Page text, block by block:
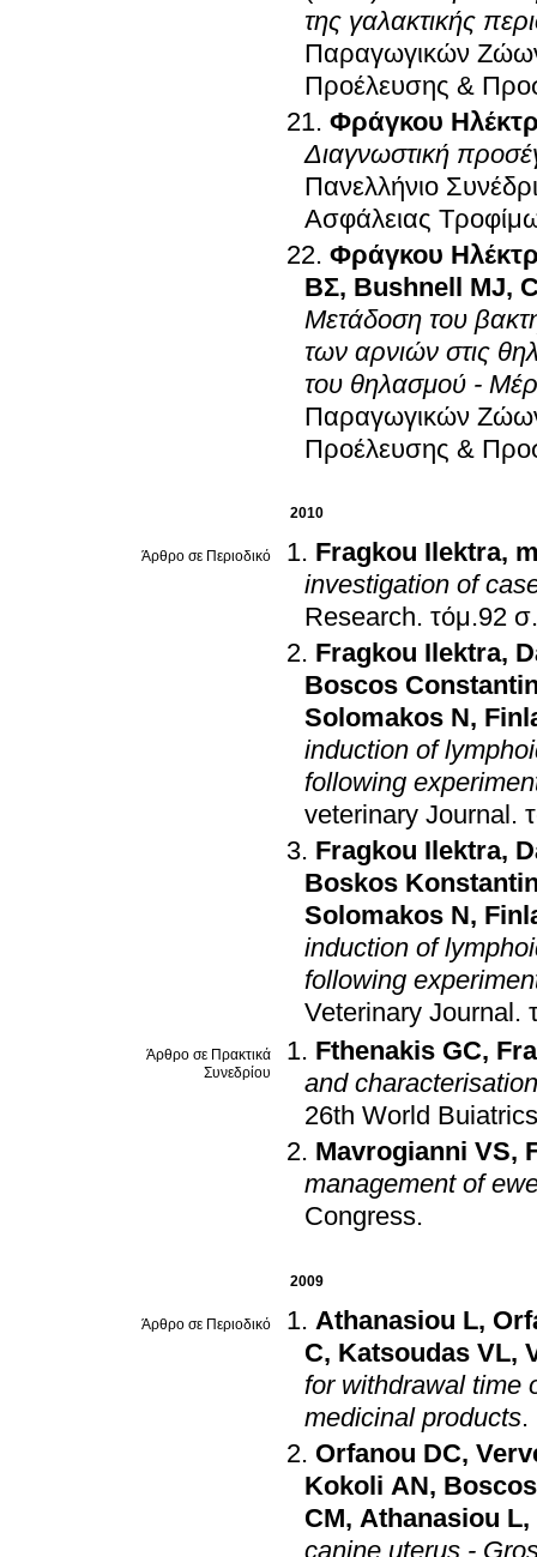
της γαλακτικής
Παραγωγικών
Προέλευσης &
Φράγκου
Διαγνωστική
Πανελλήνιο
Ασφάλειας
Φράγκου
ΒΣ, Bushnell MJ,
Μετάδοση του
των αρνιών στις
του θηλασμού -
Παραγωγικών
Προέλευσης &
2010
Άρθρο σε Περιοδικό Fragkou Ilektra,
investigation of
Research.
Fragkou Ilektra,
Boscos
Solomakos N,
induction of
following
veterinary Journal .
Fragkou Ilektra,
Boskos
Solomakos N,
induction of
following
Veterinary Journal .
Άρθρο σε Πρακτικά
Συνεδρίου
Fthenakis GC,
and
26th World
Mavrogianni VS,
management of
Congress.
2009
Άρθρο σε Περιοδικό Athanasiou L,
C, Katsoudas VL,
for withdrawal time
medicinal products.
Orfanou DC,
Kokoli AN,
CM, Athanasiou L,